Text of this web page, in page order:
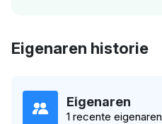
Eigenaren historie
Eigenaren
1 recente eigenaren